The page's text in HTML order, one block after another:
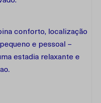
conforto, localização
e pessoal –
estadia relaxante e